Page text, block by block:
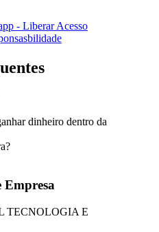
- Liberar Acesso
dinheiro dentro da
Empresa
TECNOLOGIA E